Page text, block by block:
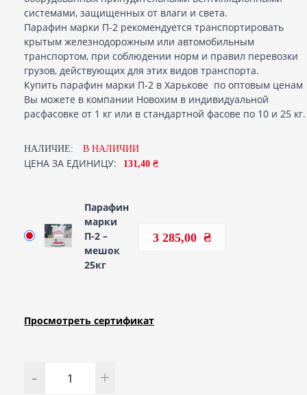
системами, защищенных от влаги и света.
Парафин марки П-2 рекомендуется транспортировать
крытым железнодорожным или автомобильным
транспортом, при соблюдении норм и правил перевозки
грузов, действующих для этих видов транспорта.
Купить парафин марки П-2 в Харькове по оптовым ценам
Вы можете в компании Новохим в индивидуальной
расфасовке от 1 кг или в стандартной фасове по 10 и 25 кг.
Парафин
марки
П-2 –
мешок
25кг
3 285,00
НАЛИЧИЕ: В НАЛИЧИИ
ЦЕНА ЗА ЕДИНИЦУ: 131,40 ₴
Просмотреть сертификат